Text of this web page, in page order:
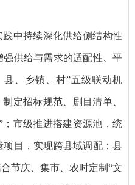
中持续深化供给侧结构性
供给与需求的适配性、平
、乡镇、村”五级联动机
定招标规范、剧目清单、
；市级推进搭建资源池，统
目，实现跨县域调配；县
节庆、集市、农时定制“文